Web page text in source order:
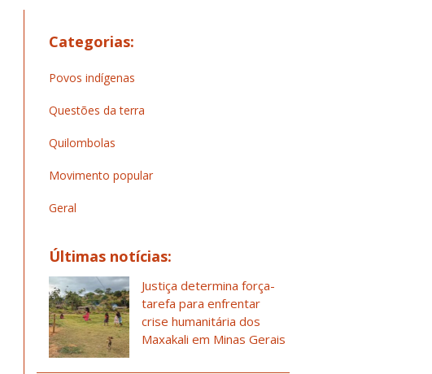
Categorias:
Povos indígenas
Questões da terra
Quilombolas
Movimento popular
Geral
Últimas notícias:
Justiça determina força-
tarefa para enfrentar
crise humanitária dos
Maxakali em Minas Gerais